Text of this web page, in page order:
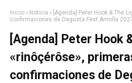
Inicio Noticia
[Agenda] Peter Hook & The
confirmaciones de Degusta Fest Armilla
[Agenda] Peter Hook
«rinôçérôse»,
confirmaciones de